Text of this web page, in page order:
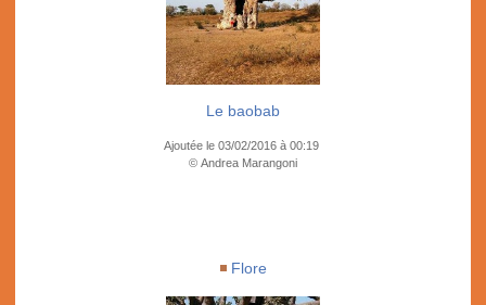
Le baobab
Ajoutée le 03/02/2016 à 00:19
© Andrea Marangoni
Flore